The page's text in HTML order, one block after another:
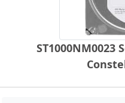
ST1000NM0023